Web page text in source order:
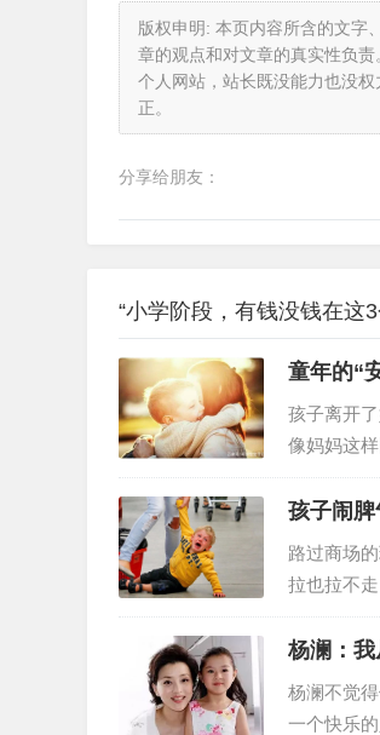
版权申明: 本页内容所含的文字
章的观点和对文章的真实性负
个人网站，站长既没能力也没
正。
分享给朋友：
“小学阶段，有钱没钱在这
童年的“
孩子离开
像妈妈这
情绪里，
个故事中
她自己，
机自己走
孩子闹
路过商场
拉也拉不
持原则不
话，以后
闹脾气很
是他们还
杨澜：
杨澜不觉
一个快乐